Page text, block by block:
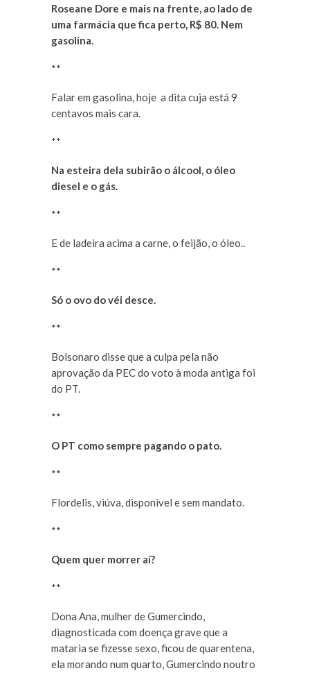
Roseane Dore e mais na frente, ao lado de
uma farmácia que fica perto, R$ 80. Nem
gasolina.
**
Falar em gasolina, hoje a dita cuja está 9
centavos mais cara.
**
Na esteira dela subirão o álcool, o óleo
diesel e o gás.
**
E de ladeira acima a carne, o feijão, o óleo..
**
Só o ovo do véi desce.
**
Bolsonaro disse que a culpa pela não
aprovação da PEC do voto à moda antiga foi
do PT.
**
O PT como sempre pagando o pato.
**
Flordelis, viúva, disponível e sem mandato.
**
Quem quer morrer aí?
**
Dona Ana, mulher de Gumercindo,
diagnosticada com doença grave que a
mataria se fizesse sexo, ficou de quarentena,
ela morando num quarto, Gumercindo noutro